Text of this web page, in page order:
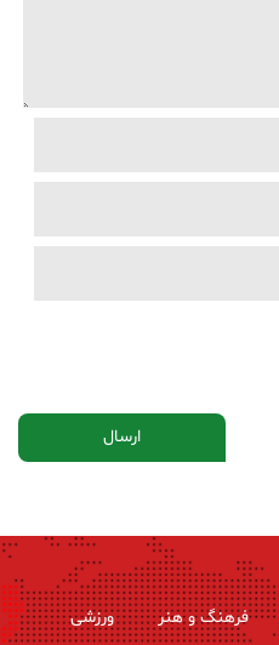
فرهنگ و هنر ورزشی